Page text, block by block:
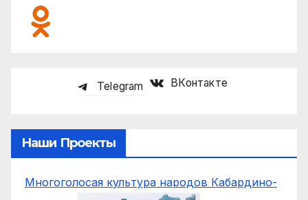
Telegram ВКонтакте
Наши Проекты
Многоголосая культура народов Кабардино-